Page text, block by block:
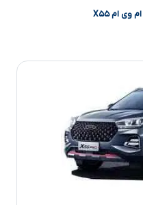
ام وی ام X۵۵